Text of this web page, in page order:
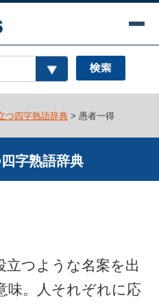
つ四字熟語辞典> 愚者一得
字熟語辞典
つような名案を出
味。人それぞれに応